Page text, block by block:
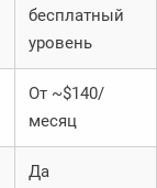
бесплатный
уровень
От ~$140/
месяц
Да